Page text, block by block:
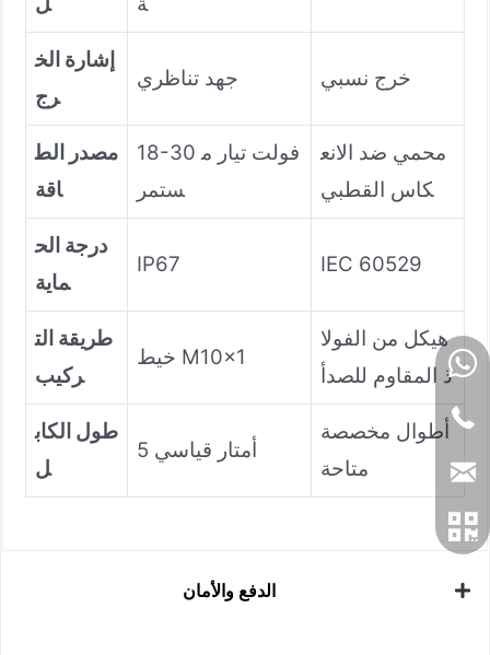
إشارة الخ
رج
جهد تناظري خرج نسبي
مصدر الط
اقة
18-30 فولت تيار م
ستمر
محمي ضد الانع
كاس القطبي
درجة الح
ماية
IP67 IEC 60529
طريقة الت
ركيب
خيط M10×1
هيكل من الفولا
ذ المقاوم للصدأ
طول الكاب
ل
5 أمتار قياسي
أطوال مخصصة
متاحة
الدفع والأمان